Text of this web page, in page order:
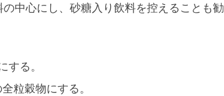
中心にし、砂糖入り飲料を控えることも勧
する。
粒穀物にする。